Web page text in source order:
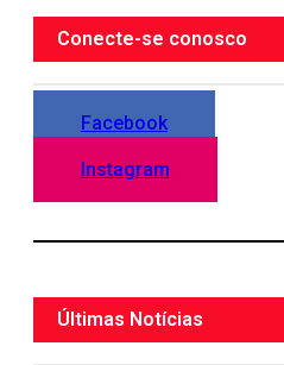
Conecte-se conosco
Facebook
Instagram
Últimas Notícias